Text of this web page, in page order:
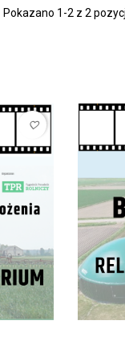
Pokazano 1-2 z 2
favorite_border